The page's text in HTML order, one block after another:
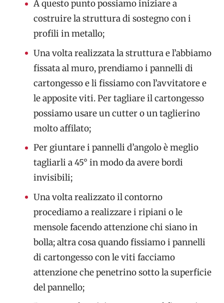
A questo punto possiamo iniziare a
costruire la struttura di sostegno con i
profili in metallo;
Una volta realizzata la struttura e l’abbiamo
fissata al muro, prendiamo i pannelli di
cartongesso e li fissiamo con l’avvitatore e
le apposite viti. Per tagliare il cartongesso
possiamo usare un cutter o un taglierino
molto affilato;
Per giuntare i pannelli d’angolo è meglio
tagliarli a 45° in modo da avere bordi
invisibili;
Una volta realizzato il contorno
procediamo a realizzare i ripiani o le
mensole facendo attenzione chi siano in
bolla; altra cosa quando fissiamo i pannelli
di cartongesso con le viti facciamo
attenzione che penetrino sotto la superficie
del pannello;